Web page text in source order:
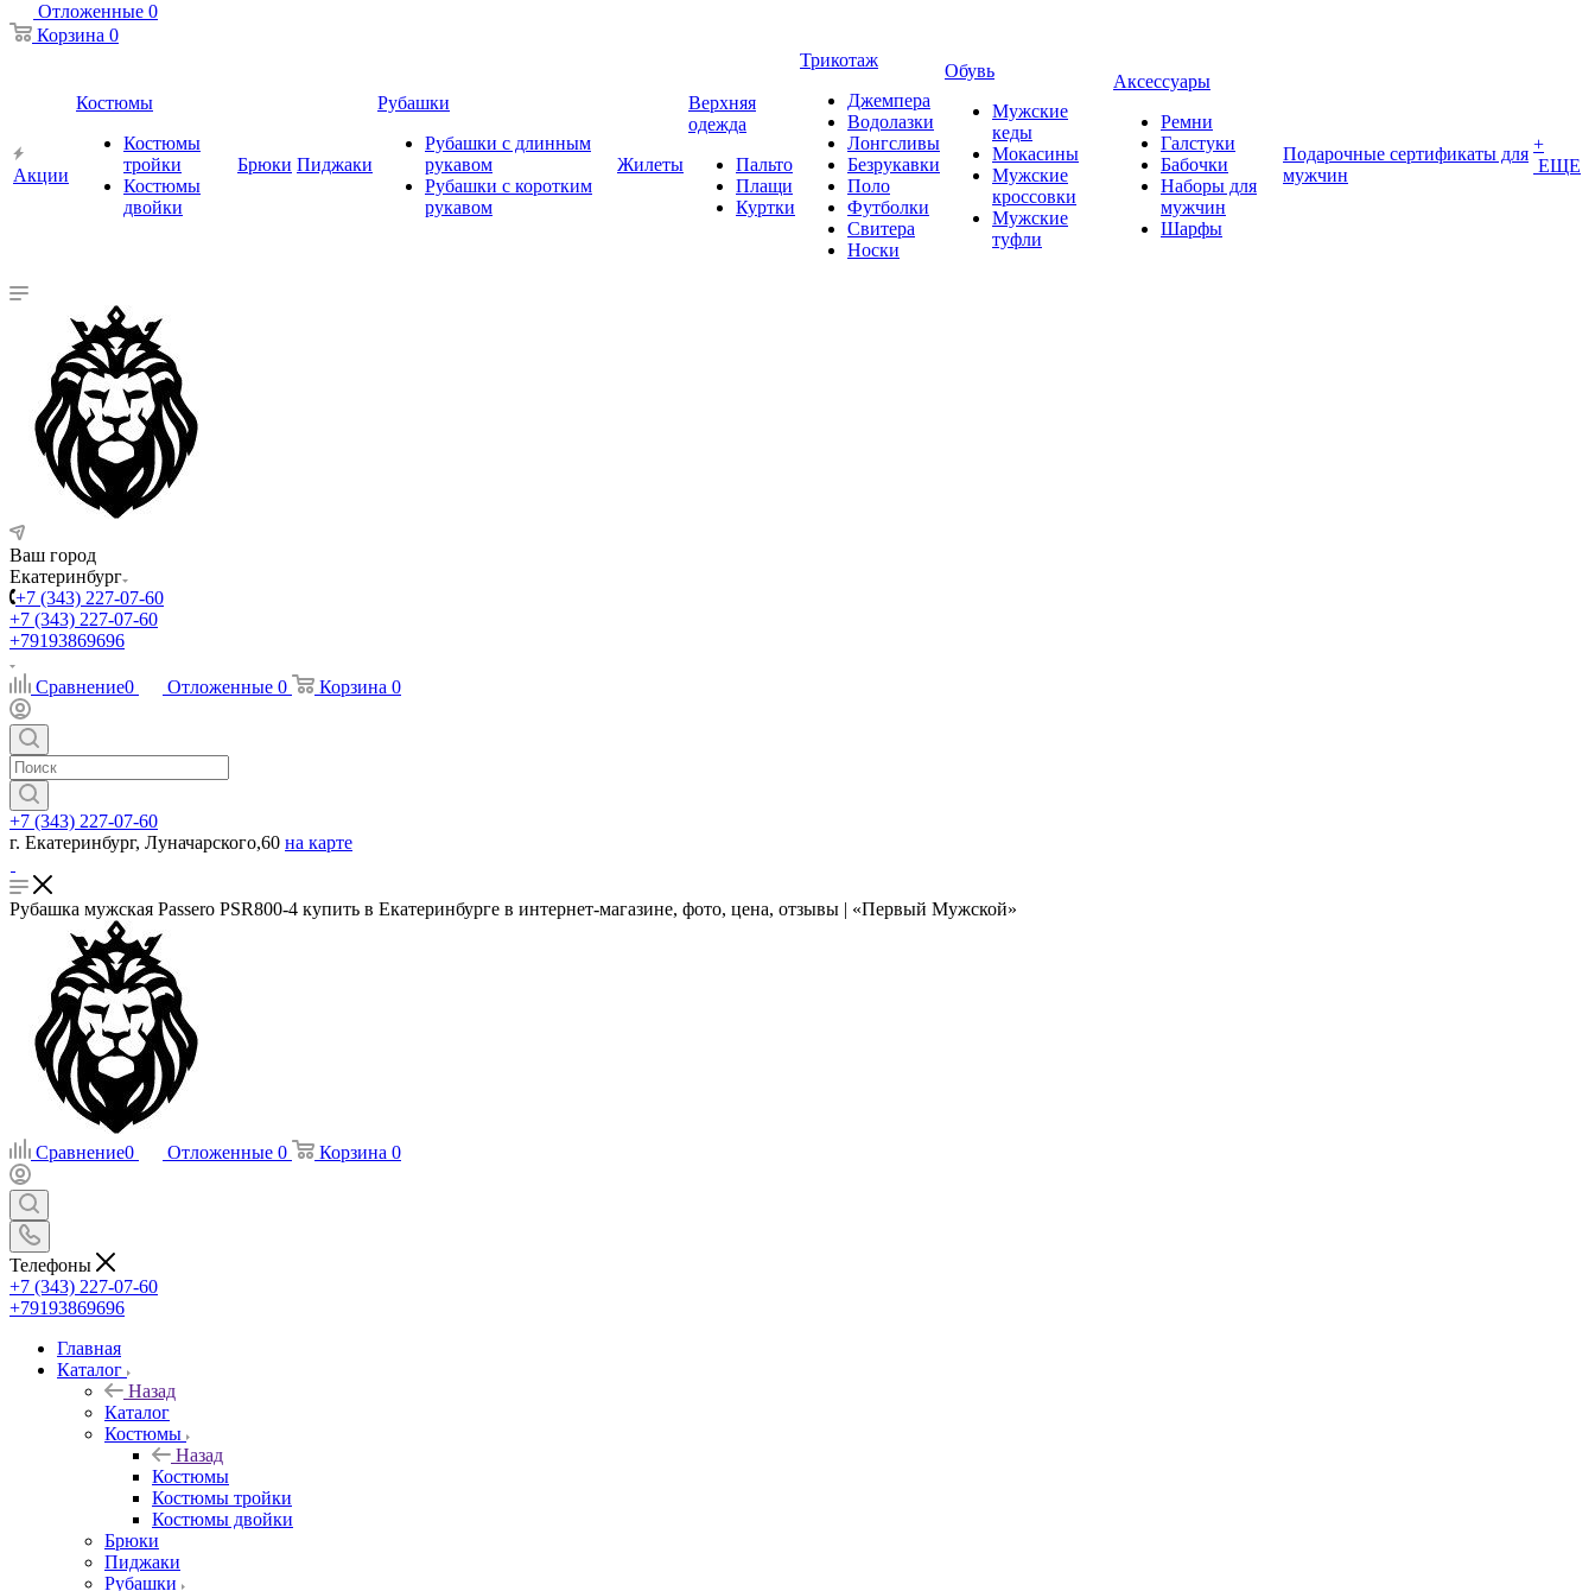
Отложенные 0
Корзина 0
Акции
Костюмы
Костюмы
тройки
Костюмы
двойки
Брюки Пиджаки
Рубашки
Рубашки с длинным
рукавом
Рубашки с коротким
рукавом
Жилеты
Верхняя
одежда
Пальто
Плащи
Куртки
Трикотаж
Джемпера
Водолазки
Лонгсливы
Безрукавки
Поло
Футболки
Свитера
Носки
Обувь
Мужские
кеды
Мокасины
Мужские
кроссовки
Мужские
туфли
Аксессуары
Ремни
Галстуки
Бабочки
Наборы для
мужчин
Шарфы
Подарочные сертификаты для
мужчин
+
ЕЩЕ
Ваш город
Екатеринбург
+7 (343) 227-07-60
+7 (343) 227-07-60
+79193869696
Сравнение0 Отложенные 0 Корзина 0
+7 (343) 227-07-60
г. Екатеринбург, Луначарского,60 на карте
Рубашка мужская Passero PSR800-4 купить в Екатеринбурге в интернет-магазине, фото, цена, отзывы | «Первый Мужской»
Сравнение0 Отложенные 0 Корзина 0
Телефоны
+7 (343) 227-07-60
+79193869696
Главная
Каталог
Назад
Каталог
Костюмы
Назад
Костюмы
Костюмы тройки
Костюмы двойки
Брюки
Пиджаки
Рубашки